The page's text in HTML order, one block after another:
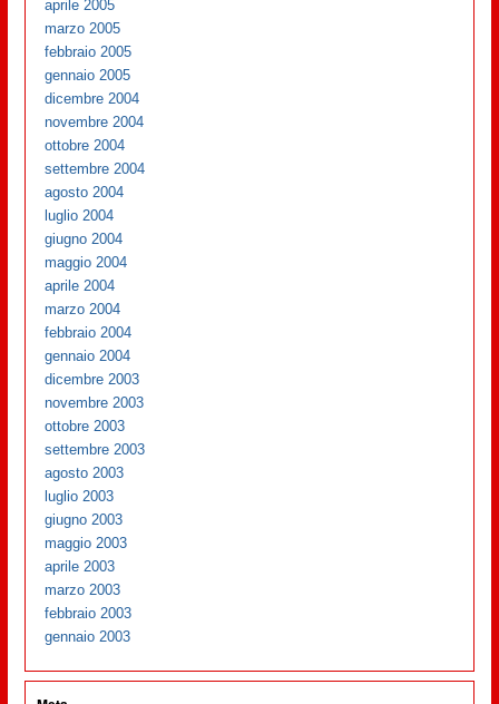
aprile 2005
marzo 2005
febbraio 2005
gennaio 2005
dicembre 2004
novembre 2004
ottobre 2004
settembre 2004
agosto 2004
luglio 2004
giugno 2004
maggio 2004
aprile 2004
marzo 2004
febbraio 2004
gennaio 2004
dicembre 2003
novembre 2003
ottobre 2003
settembre 2003
agosto 2003
luglio 2003
giugno 2003
maggio 2003
aprile 2003
marzo 2003
febbraio 2003
gennaio 2003